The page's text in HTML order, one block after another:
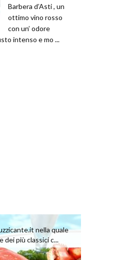
Barbera d’Asti , un
ottimo vino rosso
con un’ odore
intenso e mo ...
nella quale
più classici c...